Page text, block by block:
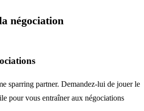
négociation
sparring partner. Demandez-lui de jouer le
pour vous entraîner aux négociations